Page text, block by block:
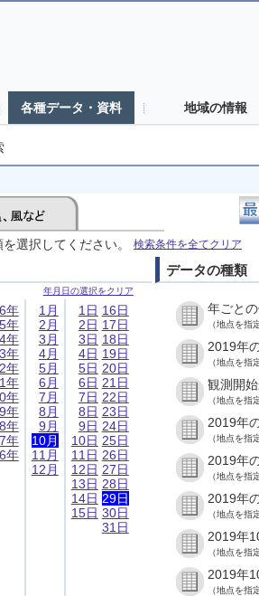
各種データ・資料 地域の情報
選択してください。 検索条件を全てクリア
年月日の選択をクリア
年
年
年
年
年
年
年
年
年
年
年
1月
2月
3月
4月
5月
6月
7月
8月
9月
10月
11月
12月
1日
2日
3日
4日
5日
6日
7日
8日
9日
10日
11日
12日
13日
14日
15日
16日
17日
18日
19日
20日
21日
22日
23日
24日
25日
26日
27日
28日
29日
30日
31日
データの種類
年ごと
（地点を指
2019年
（地点を指
観測開
（地点を指
2019年
（地点を指
2019年
（地点を指
2019年
（地点を指
2019年
（地点を指
2019年
（地点を指